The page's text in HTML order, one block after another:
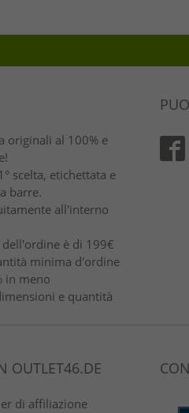
originali al 100% e
scelta, etichettata e
barre.
all'interno
è di 199€
minima d'ordine
in meno
e quantità
OUTLET46.DE
di affiliazione